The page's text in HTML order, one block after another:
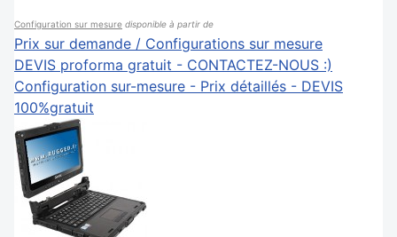
Configuration sur mesure disponible à partir de
Prix sur demande / Configurations sur mesure
DEVIS proforma gratuit - CONTACTEZ-NOUS :)
Configuration sur-mesure - Prix détaillés - DEVIS
100%gratuit